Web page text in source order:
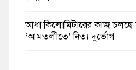
আধা কিলোমিটারের কাজ চলছে
‘আমতলীতে’ নিত্য দুর্ভোগ